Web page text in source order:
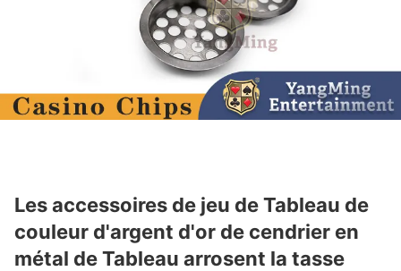
Les accessoires de jeu de Tableau de
couleur d'argent d'or de cendrier en
métal de Tableau arrosent la tasse